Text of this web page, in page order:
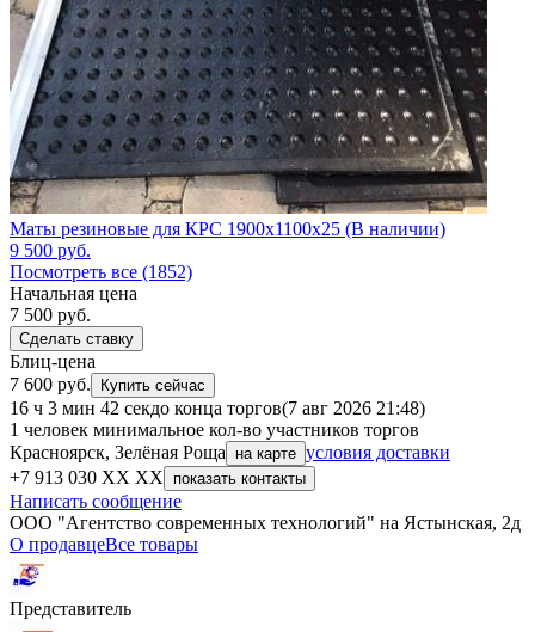
Маты резиновые для КРС 1900x1100x25 (В наличии)
9 500 руб.
Посмотреть все (1852)
Начальная цена
7 500 руб.
Сделать ставку
Блиц-цена
7 600 руб.
Купить сейчас
16 ч 3 мин 42 секдо конца торгов(7 авг 2026 21:48)
1 человек минимальное кол-во участников торгов
Красноярск, Зелёная Роща
на карте условия доставки
+7 913 030 XX XX
показать контакты
Написать сообщение
ООО "Агентство современных технологий" на Ястынская, 2д
О продавцеВсе товары
Представитель